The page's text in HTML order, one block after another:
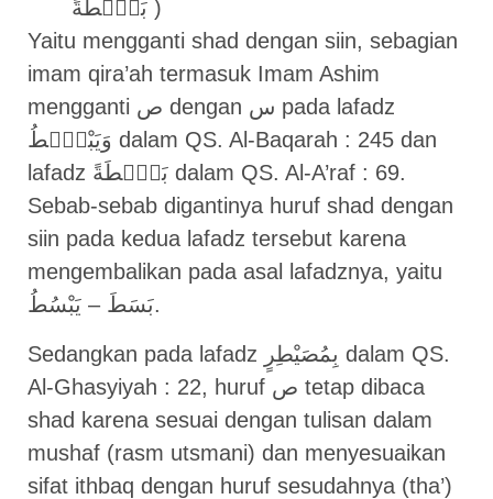
بَصْۜطَةً )
Yaitu mengganti shad dengan siin, sebagian
imam qira’ah termasuk Imam Ashim
mengganti ص dengan س pada lafadz
وَيَبْصُۜطُ dalam QS. Al-Baqarah : 245 dan
lafadz بَصْۜطَةً dalam QS. Al-A’raf : 69.
Sebab-sebab digantinya huruf shad dengan
siin pada kedua lafadz tersebut karena
mengembalikan pada asal lafadznya, yaitu
بَسَطَ – يَبْسُطُ.
Sedangkan pada lafadz بِمُصَيْطِرٍ dalam QS.
Al-Ghasyiyah : 22, huruf ص tetap dibaca
shad karena sesuai dengan tulisan dalam
mushaf (rasm utsmani) dan menyesuaikan
sifat ithbaq dengan huruf sesudahnya (tha’)